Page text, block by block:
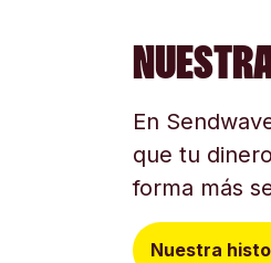
En
que tu
forma más
Nuestra